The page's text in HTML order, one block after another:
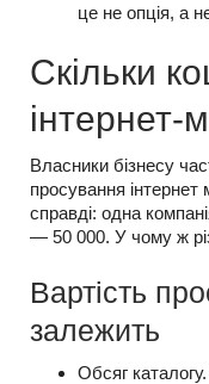
це не опція, а
Скільки
інтернет-
Власники бізнесу
просування інтернет
справді: одна
— 50 000. У чому ж
Вартість
залежить
Обсяг